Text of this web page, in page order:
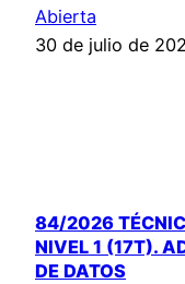
Abierta
30 de julio de
84/2026
NIVEL 1 (17T).
DE DATOS